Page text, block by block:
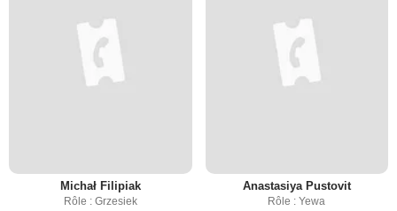
Michał Filipiak
Rôle : Grzesiek
Anastasiya Pustovit
Rôle : Yewa